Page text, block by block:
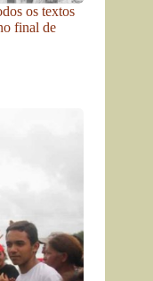
os textos
final de